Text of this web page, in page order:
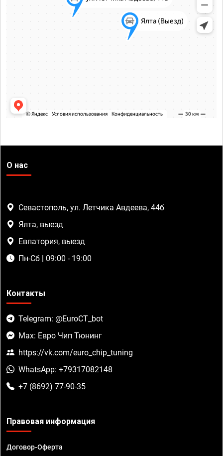
О нас
Севастополь, ул. Летчика Авдеева, 44б
Ялта, выезд
Евпатория, выезд
Пн-Сб | 09:00 - 19:00
Контакты
Telegram: @EuroCT_bot
Max: Евро Чип Тюнинг
https://vk.com/euro_chip_tuning
WhatsApp: +79317082148
+7 (8692) 77-90-35
Правовая информация
Договор-Оферта